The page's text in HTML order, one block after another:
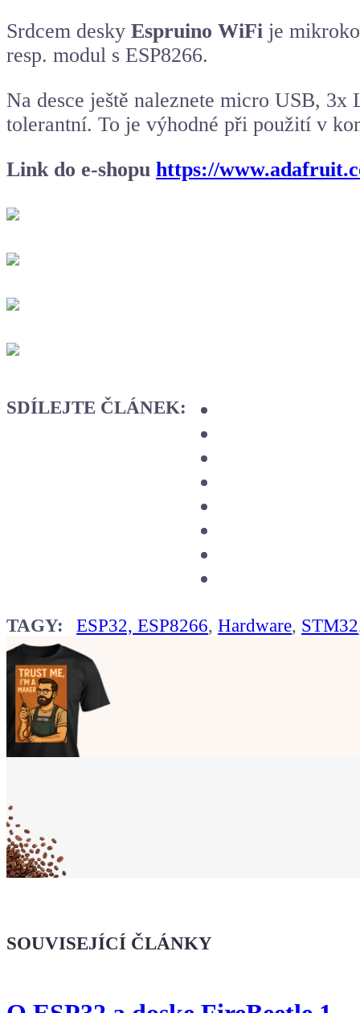
Srdcem desky Espruino WiFi je
resp. modul s ESP8266.
Na desce ještě naleznete micro USB,
tolerantní. To je výhodné při použití v
Link do e-shopu https://
SDÍLEJTE ČLÁNEK:
TAGY: ESP32, ESP8266,Hardware, STM32
že jsi Maker!
Koupit tričko
SOUVISEJÍCÍ ČLÁNKY